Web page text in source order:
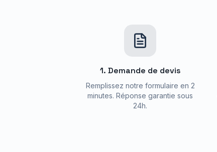
1. Demande de devis
Remplissez notre formulaire en 2
minutes. Réponse garantie sous
24h.